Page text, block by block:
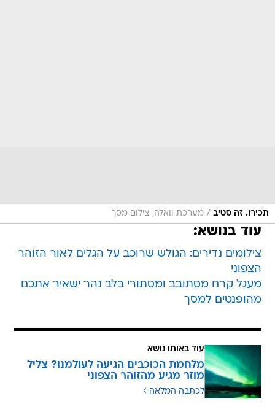
תכירו. זה סטיב / מערכת וואלה, צילום מסך
עוד בנושא:
צילומים נדירים: הגולש שרוכב על הגלים לאור הזוהר
הצפוני
מעגל קרח מסתובב ומסתורי בלב נהר ישאיר אתכם
מהופנטים למסך
עוד באותו נושא
מלחמת הכוכבים הגיעה לעולמנו? צליל
מוזר מגיע מהזוהר הצפוני
לכתבה המלאה